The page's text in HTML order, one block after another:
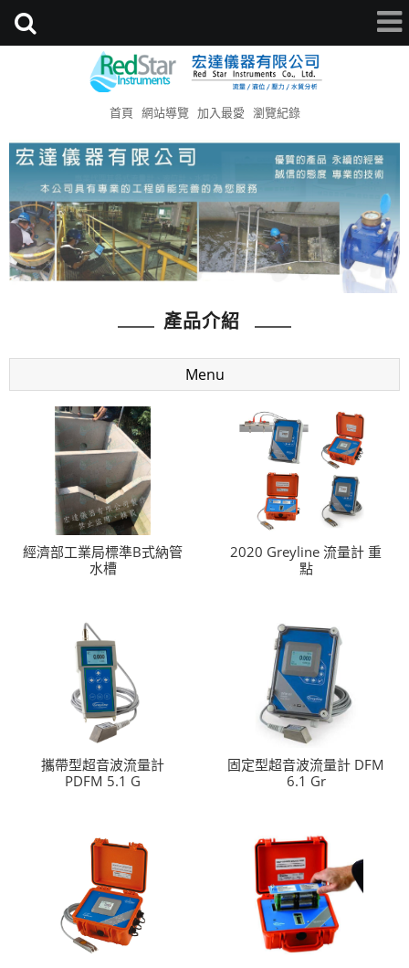
首頁 網站導覽 加入最愛 瀏覽紀錄
產品介紹
Menu
經濟部工業局標準B式納管
水槽
2020 Greyline 流量計 重
點
攜帶型超音波流量計
PDFM 5.1 G
固定型超音波流量計 DFM
6.1 Gr